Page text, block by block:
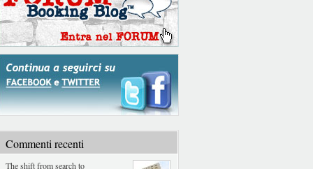
Commenti recenti
The shift from search to